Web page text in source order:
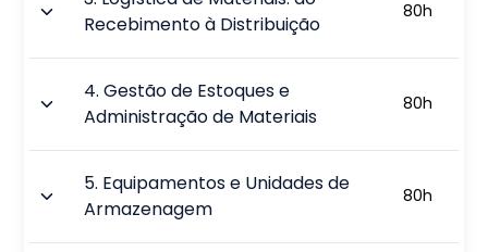
Recebimento à Distribuição
80h
4.Gestão de Estoques e
Administração de Materiais
80h
5. Equipamentos e Unidades de
Armazenagem
80h